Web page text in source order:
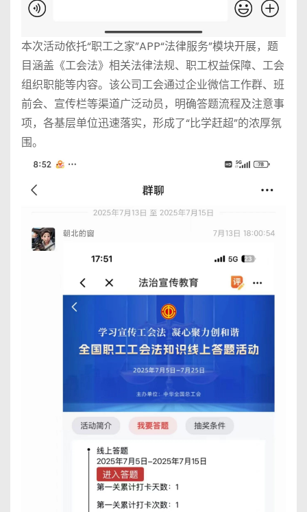
本次活动依托“职工之家”APP“法律服务”模块开展，题
目涵盖《工会法》相关法律法规、职工权益保障、工会
组织职能等内容。该公司工会通过企业微信工作群、班
前会、宣传栏等渠道广泛动员，明确答题流程及注意事
项，各基层单位迅速落实，形成了“比学赶超”的浓厚氛
围。